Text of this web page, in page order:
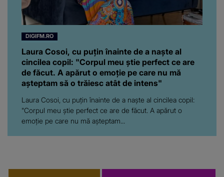
DIGIFM.RO
Laura Cosoi, cu puțin înainte de a naște al
cincilea copil: "Corpul meu știe perfect ce are
de făcut. A apărut o emoție pe care nu mă
așteptam să o trăiesc atât de intens"
Laura Cosoi, cu puțin înainte de a naște al cincilea copil:
"Corpul meu știe perfect ce are de făcut. A apărut o
emoție pe care nu mă așteptam...